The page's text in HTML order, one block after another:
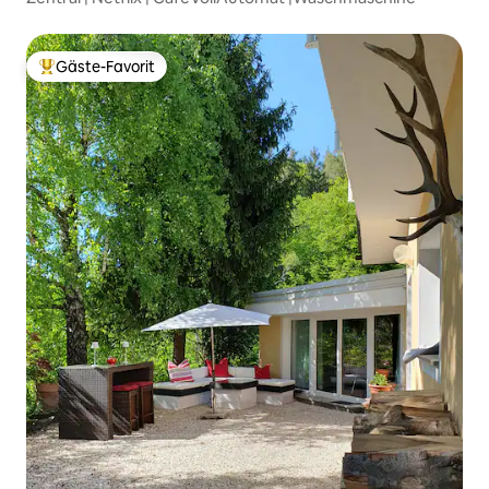
Beliebter Gäste-Favorit.
Gäste-Favorit